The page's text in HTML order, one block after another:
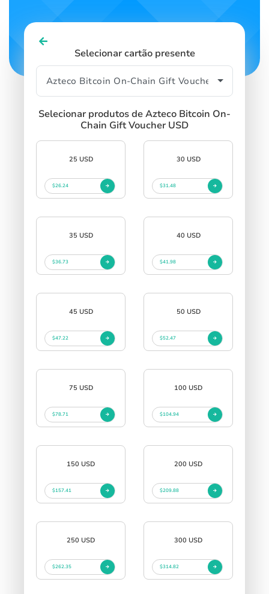
Selecionar cartão presente
Selecionar produtos de Azteco Bitcoin On-
Chain Gift Voucher USD
25 USD
$26.24
30 USD
$31.48
35 USD
$36.73
40 USD
$41.98
45 USD
$47.22
50 USD
$52.47
75 USD
$78.71
100 USD
$104.94
150 USD
$157.41
200 USD
$209.88
250 USD
$262.35
300 USD
$314.82